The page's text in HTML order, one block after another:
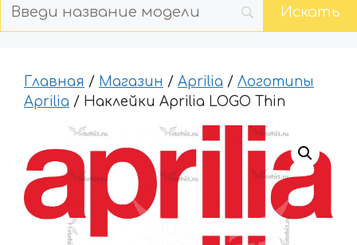
Главная / Магазин / Aprilia / Логотипы
Aprilia / Наклейки Aprilia LOGO Thin